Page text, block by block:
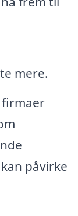
mere.
firmaer
påvirke